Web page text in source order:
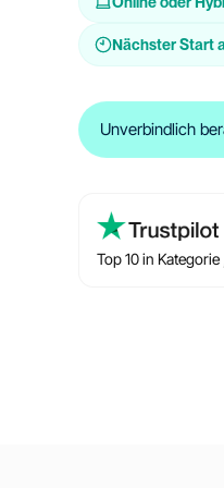
Nächster Start
Unverbindlich
Top 10 in